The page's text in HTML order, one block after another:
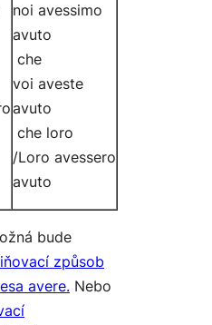
noi avessimo
avuto
che
voi aveste
avuto
che loro
/Loro avessero
avuto
bude
způsob
avere. Nebo